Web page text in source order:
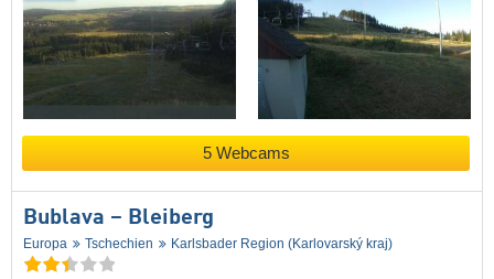
5 Webcams
Bublava – Bleiberg
Europa Tschechien Karlsbader Region (Karlovarský kraj)